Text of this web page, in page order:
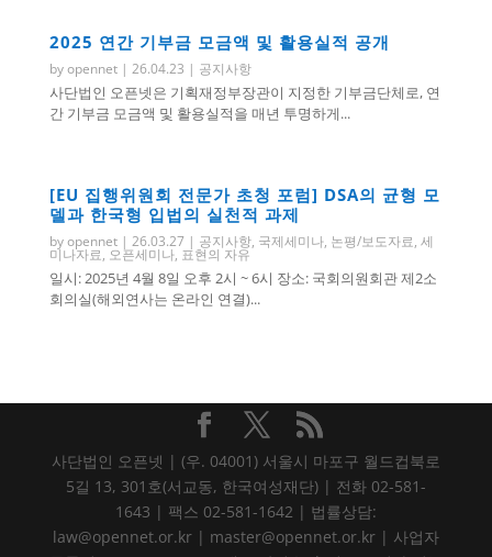
2025 연간 기부금 모금액 및 활용실적 공개
byopennet| 26.04.23 | 공지사항
사단법인 오픈넷은 기획재정부장관이 지정한 기부금단체로, 연
간 기부금 모금액 및 활용실적을 매년 투명하게...
[EU 집행위원회 전문가 초청 포럼] DSA의 균형 모
델과 한국형 입법의 실천적 과제
byopennet| 26.03.27| 공지사항, 국제세미나, 논평/보도자료, 세
미나자료, 오픈세미나, 표현의 자유
일시: 2025년 4월 8일 오후 2시 ~ 6시 장소: 국회의원회관 제2소
회의실(해외연사는 온라인 연결)...
사단법인 오픈넷 | (우. 04001) 서울시 마포구 월드컵북로
5길 13, 301호(서교동, 한국여성재단) | 전화 02-581-
1643 | 팩스 02-581-1642 | 법률상담:
law@opennet.or.kr | master@opennet.or.kr | 사업자